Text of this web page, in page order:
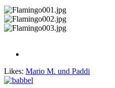
Likes: Mario M. und Paddi